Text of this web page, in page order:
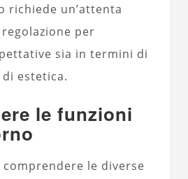
richiede un’attenta
per
sia in termini di
estetica.
le funzioni
le diverse